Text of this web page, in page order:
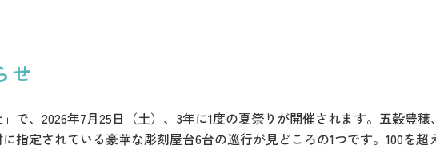
せ
で、2026年7月25日（土）、3年に1度の夏祭りが開催されます。五穀豊穣
指定されている豪華な彫刻屋台6台の巡行が見どころの1つです。100を超